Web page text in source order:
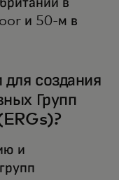
в
и 50-м в
создания
Групп
и